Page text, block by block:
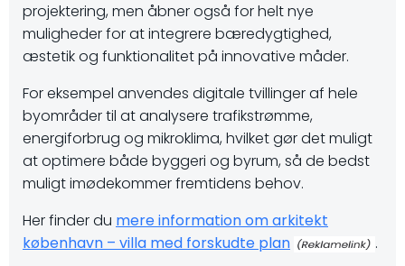
projektering, men åbner også for helt nye
muligheder for at integrere bæredygtighed,
æstetik og funktionalitet på innovative måder.
For eksempel anvendes digitale tvillinger af hele
byområder til at analysere trafikstrømme,
energiforbrug og mikroklima, hvilket gør det muligt
at optimere både byggeri og byrum, så de bedst
muligt imødekommer fremtidens behov.
Her finder du mere information om arkitekt
københavn – villa med forskudte plan
.